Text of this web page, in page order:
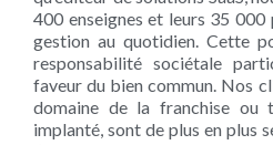
400 enseignes et leurs 35
gestion au quotidien. Cette
responsabilité sociétale
faveur du bien commun. Nos
domaine de la franchise ou
implanté, sont de plus en plus